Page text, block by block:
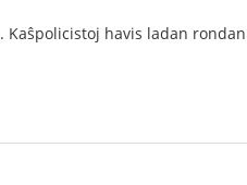
havis ladan